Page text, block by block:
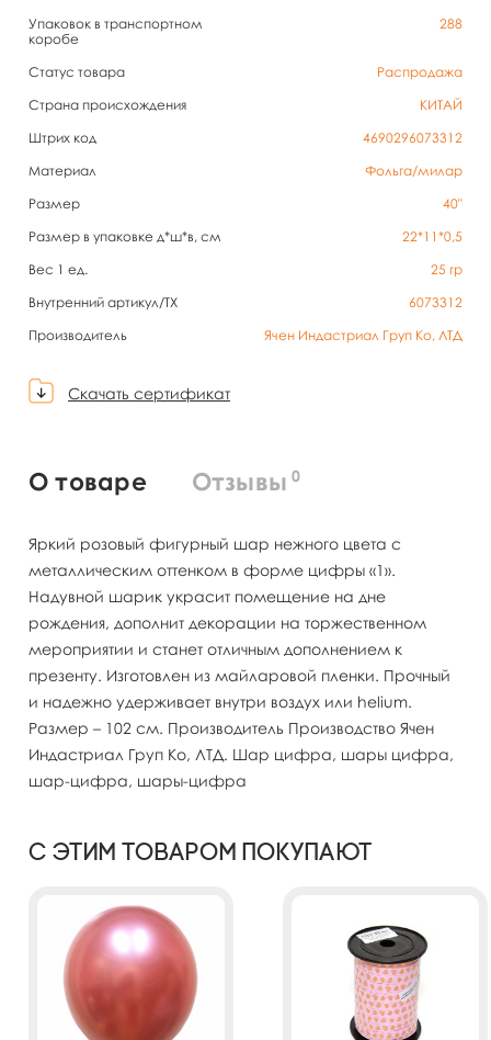
Упаковок в транспортном
коробе
288
Статус товара
Распродажа
Страна происхождения
КИТАЙ
Штрих код
4690296073312
Материал
Фольга/милар
Размер
40"
Размер в упаковке д*ш*в, см
22*11*0,5
Вес 1 ед.
25 гр
Внутренний артикул/TX
6073312
Производитель
Ячен Индастриал Груп Ко, ЛТД
Скачать сертификат
О товаре Отзывы 0
Яркий розовый фигурный шар нежного цвета с
металлическим оттенком в форме цифры «1».
Надувной шарик украсит помещение на дне
рождения, дополнит декорации на торжественном
мероприятии и станет отличным дополнением к
презенту. Изготовлен из майларовой пленки. Прочный
и надежно удерживает внутри воздух или helium.
Размер – 102 см. Производитель Производство Ячен
Индастриал Груп Ко, ЛТД. Шар цифра, шары цифра,
шар-цифра, шары-цифра
С этим товаром покупают